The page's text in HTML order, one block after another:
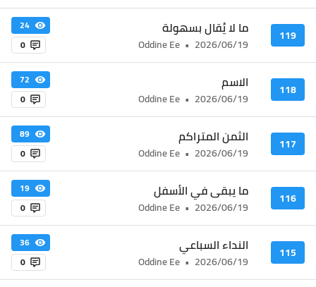
119 ما لا يُقال بسهولة
2026/06/19
•
Oddine Ee
24
0
118 الاسم
2026/06/19
•
Oddine Ee
72
0
117 الثمن المتراكم
2026/06/19
•
Oddine Ee
89
0
116 ما يبقى في الأسفل
2026/06/19
•
Oddine Ee
19
0
115 النداء السباعي
2026/06/19
•
Oddine Ee
36
0